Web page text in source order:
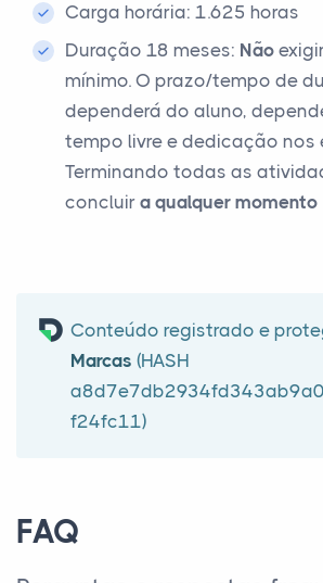
Carga horária: 1.625 horas
Duração 18 meses: Não
mínimo. O prazo/tempo de
dependerá do aluno,
tempo livre e dedicação nos
Terminando todas as
concluir a qualquer momento
Conteúdo registrado e
Marcas (HASH
f24fc11)
FAQ